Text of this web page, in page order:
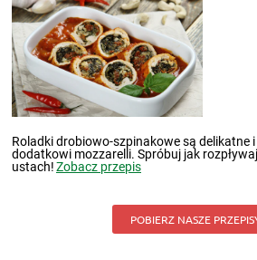
Roladki drobiowo-szpinakowe są delikatne
dodatkowi mozzarelli. Spróbuj jak
ustach!Zobacz przepis
POBIERZ NASZE